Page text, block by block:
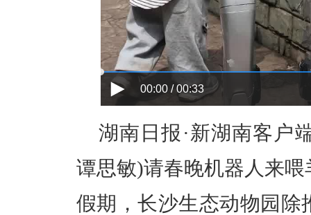
00:00 / 00:33
湖南日报·新湖南客户
谭思敏)请春晚机器人来
假期，长沙生态动物园除